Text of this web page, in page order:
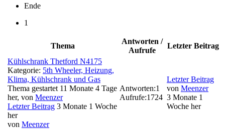
Ende
1
Thema
Antworten /
Aufrufe
Letzter Beitrag
Kühlschrank Thetford N4175
Kategorie: 5th Wheeler, Heizung,
Klima, Kühlschrank und Gas
Thema gestartet 11 Monate 4 Tage
her, von Meenzer
Letzter Beitrag 3 Monate 1 Woche
her
von Meenzer
Antworten:1
Aufrufe:1724
Letzter Beitrag
von Meenzer
3 Monate 1
Woche her